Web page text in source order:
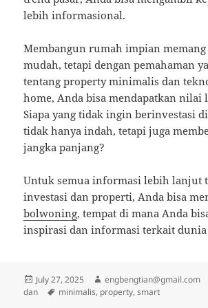
lebih informasional.
Membangun rumah impian
mudah, tetapi dengan pemahaman
tentang property minimalis dan
home, Anda bisa mendapatkan nilai
Siapa yang tidak ingin berinvestasi
tidak hanya indah, tetapi juga
jangka panjang?
Untuk semua informasi lebih lanjut
investasi dan properti, Anda bisa
bolwoning, tempat di mana Anda
inspirasi dan informasi terkait
Posted
on
July 27, 2025 Author
engbengtian@gmail.com
dan
Tags
minimalis, property,smart